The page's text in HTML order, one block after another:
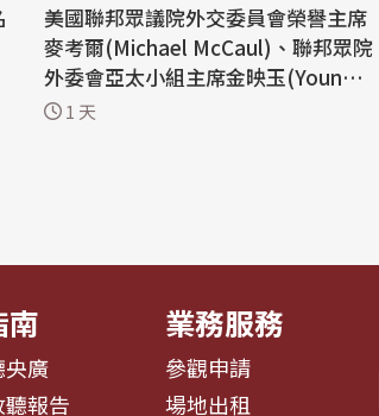
美國聯邦眾議院外交委員會榮譽主席
麥考爾(Michael McCaul)、聯邦眾院
外委會亞太小組主席金映玉(Young K
im)等多位跨黨派眾議員在過去這一
1 天
南
廣
報告
業務服務
參觀申請
場地出租